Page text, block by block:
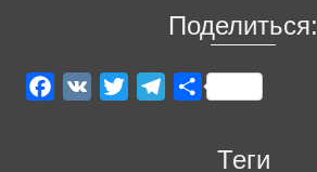
Поделиться:
Facebook
VK Twitter TelegramОтправить
Теги